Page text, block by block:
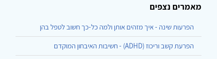
מאמרים נצפים
הפרעות שינה - איך מזהים אותן ולמה כל-כך חשוב לטפל בהן
הפרעת קשב וריכוז (ADHD) - חשיבות האיבחון המוקדם